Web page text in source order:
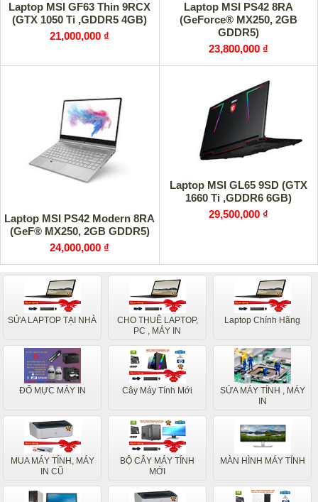
Laptop MSI GF63 Thin 9RCX
(GTX 1050 Ti ,GDDR5 4GB)
21,000,000 ₫
Laptop MSI PS42 8RA
(GeForce® MX250, 2GB
GDDR5)
23,800,000 ₫
Laptop MSI PS42 Modern 8RA
(GeF® MX250, 2GB GDDR5)
24,000,000 ₫
Laptop MSI GL65 9SD (GTX
1660 Ti ,GDDR6 6GB)
29,500,000 ₫
SỬA LAPTOP TẠI NHÀ
CHO THUÊ LAPTOP,
PC , MÁY IN
Laptop Chính Hãng
ĐỔ MỰC MÁY IN Cây Máy Tính Mới
SỬA MÁY TÍNH , MÁY
IN
MUA MÁY TÍNH, MÁY
IN CŨ
BỘ CÂY MÁY TÍNH
MỚI
MÀN HÌNH MÁY TÍNH